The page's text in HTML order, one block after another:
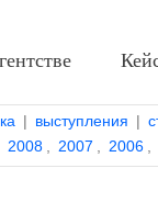
| выступления |
2008 2007 2006